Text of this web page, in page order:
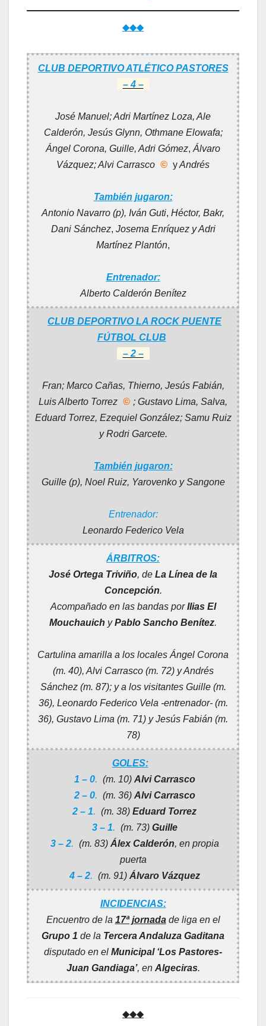
◆◆◆
CLUB DEPORTIVO ATLÉTICO PASTORES
– 4 –
José Manuel; Adri Martínez Loza, Ale
Calderón, Jesús Glynn, Othmane Elowafa;
Ángel Corona, Guille, Adri Gómez, Álvaro
Vázquez; Alvi Carrasco © yAndrés
También jugaron:
Antonio Navarro (p), Iván Guti, Héctor, Bakr,
Dani Sánchez, Josema Enríquezy Adri
Martínez Plantón,
Entrenador:
Alberto Calderón Benítez
CLUB DEPORTIVO LA ROCK PUENTE
FÚTBOL CLUB
– 2 –
Fran; Marco Cañas, Thierno, Jesús Fabián,
Luis Alberto Torrez © ; Gustavo Lima, Salva,
Eduard Torrez, Ezequiel González; Samu Ruiz
y Rodri Garcete.
También jugaron:
Guille (p), Noel Ruiz, Yarovenko y Sangone
Entrenador:
Leonardo Federico Vela
ÁRBITROS:
José Ortega Triviño, de La Línea de la
Concepción.
Acompañado en las bandas porIlias El
Mouchauich yPablo Sancho Benítez.
Cartulina amarilla a los locales Ángel Corona
(m. 40), Alvi Carrasco (m. 72) y Andrés
Sánchez (m. 87); y a los visitantes Guille (m.
36), Leonardo Federico Vela -entrenador- (m.
36), Gustavo Lima (m. 71) y Jesús Fabián (m.
78)
GOLES:
1 – 0. (m. 10) Alvi Carrasco
2 – 0. (m. 36) Alvi Carrasco
2 – 1. (m. 38) Eduard Torrez
3 – 1. (m. 73) Guille
3 – 2. (m. 83) Álex Calderón, en propia
puerta
4 – 2. (m. 91) Álvaro Vázquez
INCIDENCIAS:
Encuentro de la 17ª jornadade liga en el
Grupo 1 de la Tercera Andaluza Gaditana
disputado en el Municipal ‘Los Pastores-
Juan Gandiaga’, en Algeciras.
◆◆◆